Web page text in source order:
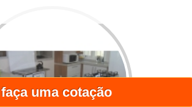
faça uma cotação